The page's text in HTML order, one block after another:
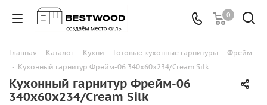
0
Главная - Каталог - Кухни - Готовые кухонные гарнитуры - Фрейм
- Кухонный гарнитур Фрейм-06 340х60х234/Cream Silk
Кухонный гарнитур Фрейм-06
340х60х234/Cream Silk